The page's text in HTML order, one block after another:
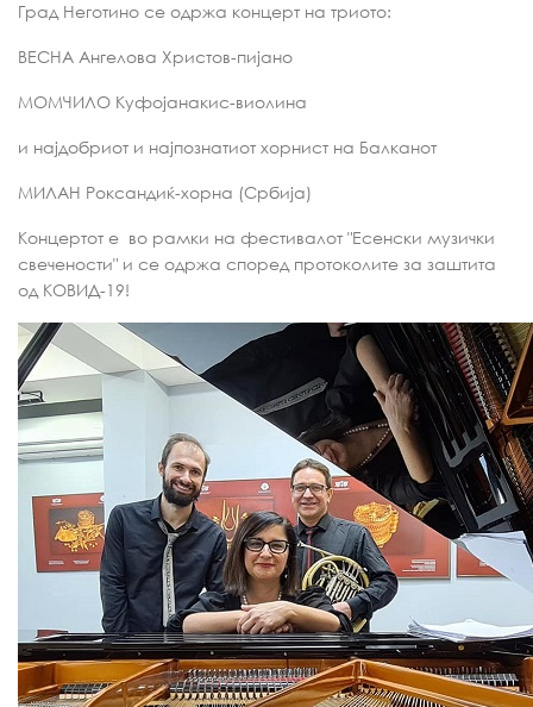
Град Неготино се одржа концерт на триото:
ВЕСНА Ангелова Христов-пијано
МОМЧИЛО Куфојанакис-виолина
и најдобриот и најпознатиот хорнист на Балканот
МИЛАН Роксандиќ-хорна (Србија)
Концертот е во рамки на фестивалот "Есенски музички
свечености" и се одржа според протоколите за заштита
од КОВИД-19!